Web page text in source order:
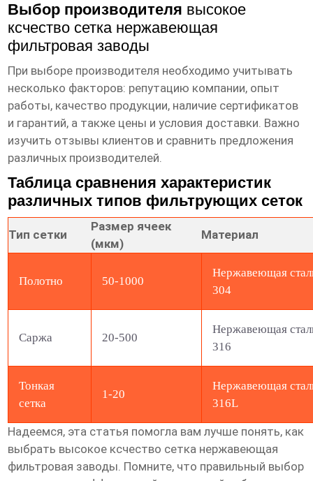
Выбор производителя высокое
ксчество сетка нержавеющая
фильтровая заводы
При выборе производителя необходимо учитывать
несколько факторов: репутацию компании, опыт
работы, качество продукции, наличие сертификатов
и гарантий, а также цены и условия доставки. Важно
изучить отзывы клиентов и сравнить предложения
различных производителей.
Таблица сравнения характеристик
различных типов фильтрующих сеток
Тип сетки
Размер ячеек
(мкм)
Материал
Полотно 50-1000
Нержавеющая
304
Саржа 20-500
Нержавеющая
316
Тонкая
сетка
1-20
Нержавеющая
316L
Надеемся, эта статья помогла вам лучше понять, как
выбрать высокое ксчество сетка нержавеющая
фильтровая заводы. Помните, что правильный выбор